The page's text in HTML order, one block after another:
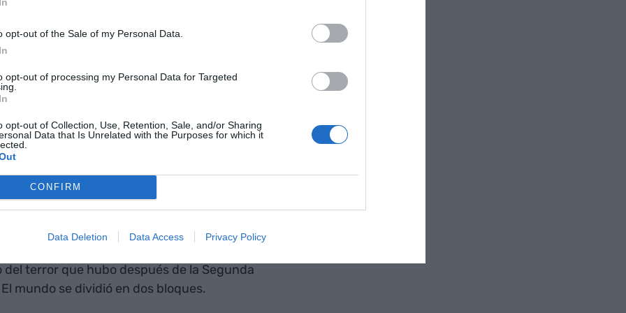
opt-out of the Sale of my Personal Data.
opt-out of processing my Personal Data for Targeted
opt-out of Collection, Use, Retention, Sale, and/or Sharing
Data that Is Unrelated with the Purposes for which it
CONFIRM
Data Deletion Data Access Privacy Policy
de Martin Luther King, el asesinato de
Y, de hecho, en estos momentos
anormales. El planeta ha estado muchos más
que ocurre es que antes los conflictos no
momento y ahora, debido a la globalización,
a la vez.
en el equilibrio del terror. Es decir, se
dos partes tienen el suficiente poder para
terror que hubo después de la Segunda
mundo se dividió en dos bloques.